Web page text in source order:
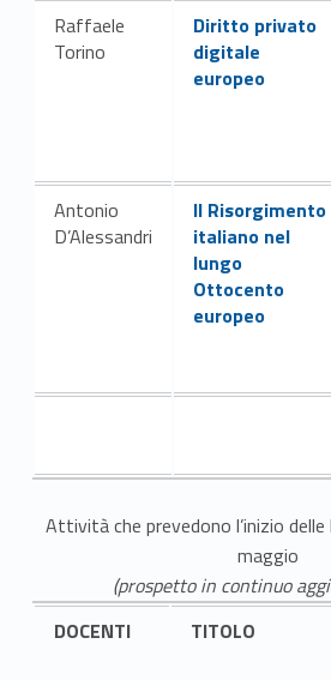
Raffaele
Torino
Link identifier #identifier__21657-4
Diritto privato
digitale
europeo
Antonio
D’Alessandri
Link identifier #identifier__7390-6
Il Risorgimento
italiano nel
lungo
Ottocento
europeo
Attività che prevedono l’inizio
maggio
(prospetto in continuo
DOCENTI
TITOLO